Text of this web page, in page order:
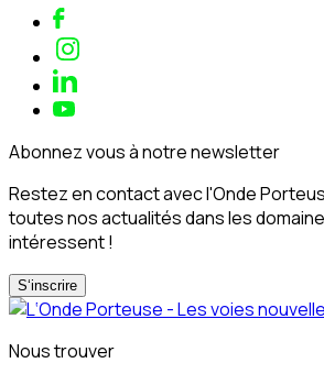
Abonnez vous à notre newsletter
Restez en contact avec l'Onde
toutes nos actualités dans les
intéressent !
S‘inscrire
Nous trouver